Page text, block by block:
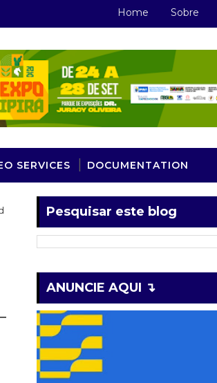
Home Sobre
SERVICES DOCUMENTATION
Pesquisar este blog
ANUNCIE AQUI ↴